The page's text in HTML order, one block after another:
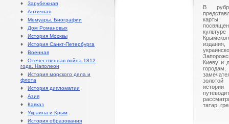
♦ Зарубежная
♦ Античная
♦ Мемуары. Биографии
♦ Дом Романовых
♦ История Москвы
♦ История Санкт-Петербурга
♦ Военная
♦ Отечественная война 1812
года. Наполеон
♦ История морского дела и
флота
♦ История дипломатии
♦ Азия
♦ Кавказ
♦ Украина и Крым
♦ История образования
В
карты,
Киеву и
татар,